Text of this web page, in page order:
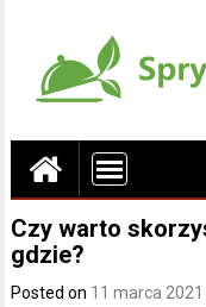
Czy warto
gdzie?
Posted on 11 marca 2021